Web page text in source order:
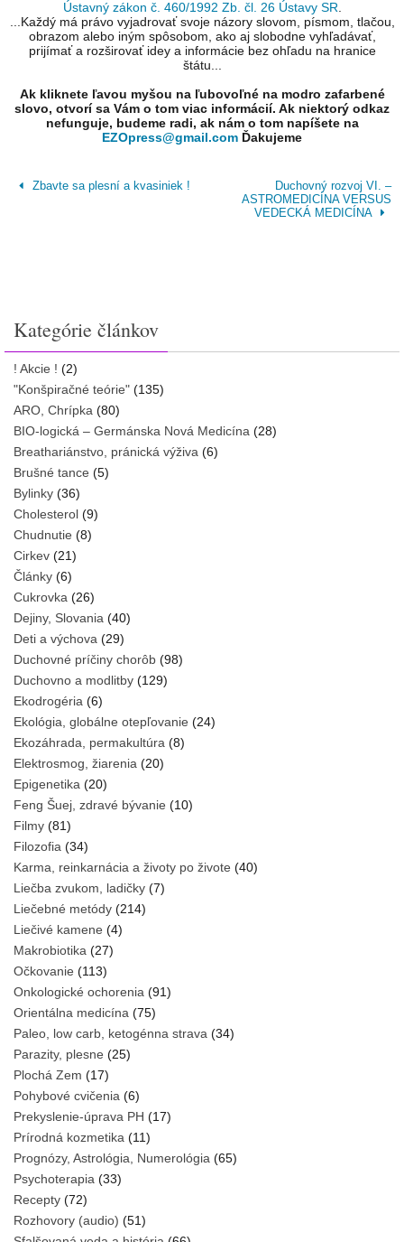
Ústavný zákon č. 460/1992 Zb. čl. 26 Ústavy SR
...Každý má právo vyjadrovať svoje názory slovom, písmom, tlačou,
obrazom alebo iným spôsobom, ako aj slobodne vyhľadávať,
prijímať a rozširovať idey a informácie bez ohľadu na hranice
štátu...
Ak kliknete ľavou myšou na ľubovoľné na modro zafarbené
slovo, otvorí sa Vám o tom viac informácií. Ak niektorý odkaz
nefunguje, budeme radi, ak nám o tom napíšete na
EZOpress@gmail.com Ďakujeme
Zbavte sa plesní a kvasiniek !
Duchovný rozvoj VI. –
ASTROMEDICÍNA VERSUS
VEDECKÁ MEDICÍNA
Kategórie článkov
! Akcie ! (2)
"Konšpiračné teórie" (135)
ARO, Chrípka (80)
BIO-logická – Germánska Nová Medicína (28)
Breathariánstvo, pránická výživa (6)
Brušné tance (5)
Bylinky (36)
Cholesterol (9)
Chudnutie (8)
Cirkev (21)
Články (6)
Cukrovka (26)
Dejiny, Slovania (40)
Deti a výchova (29)
Duchovné príčiny chorôb (98)
Duchovno a modlitby (129)
Ekodrogéria (6)
Ekológia, globálne otepľovanie (24)
Ekozáhrada, permakultúra (8)
Elektrosmog, žiarenia (20)
Epigenetika (20)
Feng Šuej, zdravé bývanie (10)
Filmy (81)
Filozofia (34)
Karma, reinkarnácia a životy po živote (40)
Liečba zvukom, ladičky (7)
Liečebné metódy (214)
Liečivé kamene (4)
Makrobiotika (27)
Očkovanie (113)
Onkologické ochorenia (91)
Orientálna medicína (75)
Paleo, low carb, ketogénna strava (34)
Parazity, plesne (25)
Plochá Zem (17)
Pohybové cvičenia (6)
Prekyslenie-úprava PH (17)
Prírodná kozmetika (11)
Prognózy, Astrológia, Numerológia (65)
Psychoterapia (33)
Recepty (72)
Rozhovory (audio) (51)